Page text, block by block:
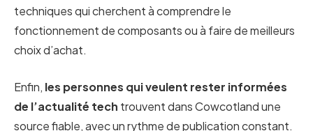
techniques qui cherchent à comprendre le
fonctionnement de composants ou à faire de meilleurs
choix d’achat.
Enfin, les personnes qui veulent rester informées
de l’actualité tech trouvent dans Cowcotland une
source fiable, avec un rythme de publication constant.